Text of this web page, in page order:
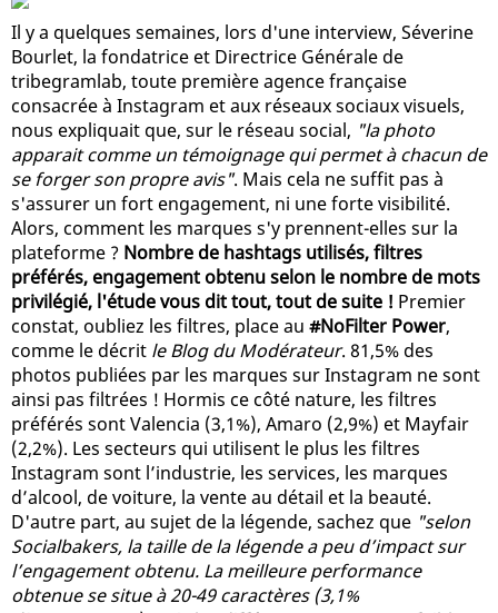
Il y a quelques semaines, lors d'une interview, Séverine
Bourlet, la fondatrice et Directrice Générale de
tribegramlab, toute première agence française
consacrée à Instagram et aux réseaux sociaux visuels,
nous expliquait que, sur le réseau social, "la photo
apparait comme un témoignage qui permet à chacun de
se forger son propre avis". Mais cela ne suffit pas à
s'assurer un fort engagement, ni une forte visibilité.
Alors, comment les marques s'y prennent-elles sur la
plateforme ? Nombre de hashtags utilisés, filtres
préférés, engagement obtenu selon le nombre de mots
privilégié, l'étude vous dit tout, tout de suite ! Premier
constat, oubliez les filtres, place au #NoFilter Power,
comme le décrit le Blog du Modérateur. 81,5% des
photos publiées par les marques sur Instagram ne sont
ainsi pas filtrées ! Hormis ce côté nature, les filtres
préférés sont Valencia (3,1%), Amaro (2,9%) et Mayfair
(2,2%). Les secteurs qui utilisent le plus les filtres
Instagram sont l’industrie, les services, les marques
d’alcool, de voiture, la vente au détail et la beauté.
D'autre part, au sujet de la légende, sachez que "selon
Socialbakers, la taille de la légende a peu d’impact sur
l’engagement obtenu. La meilleure performance
obtenue se situe à 20-49 caractères (3,1%